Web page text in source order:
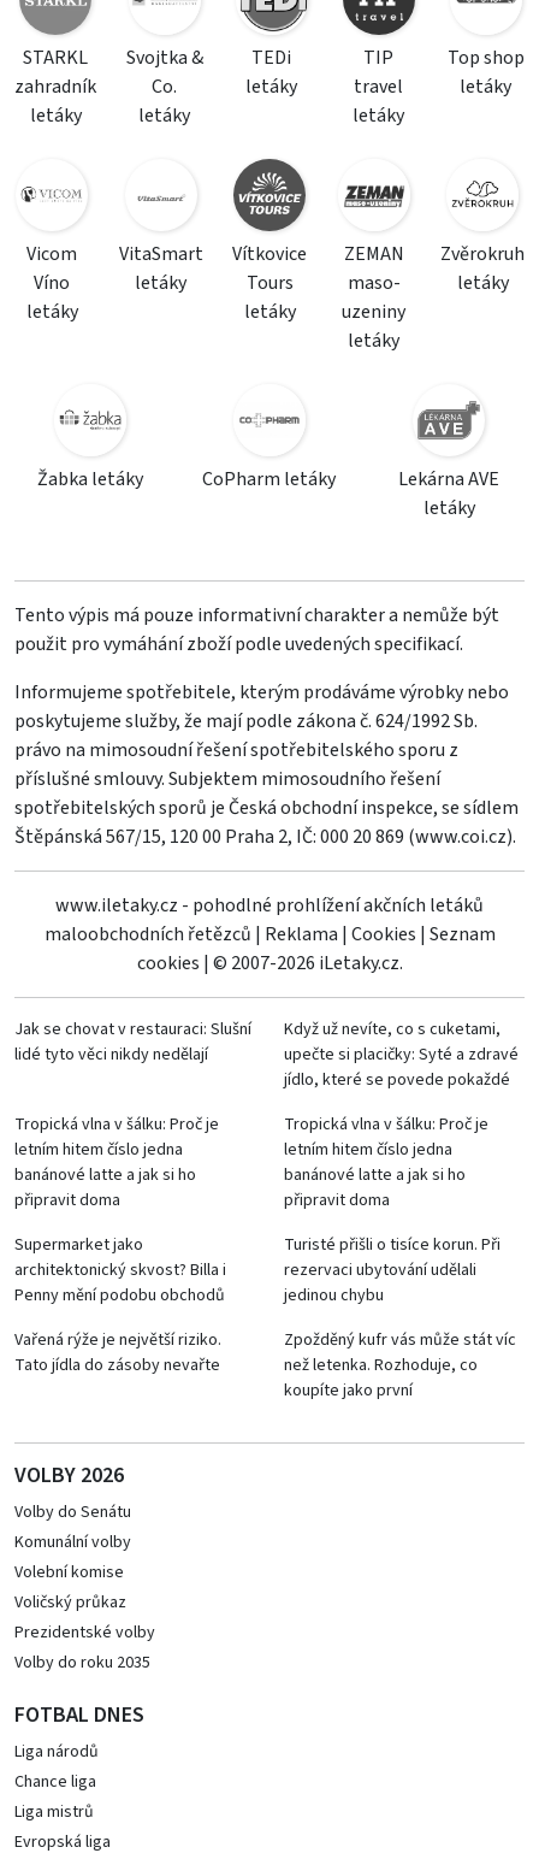
STARKL
zahradník
letáky
Svojtka &
Co.
letáky
TEDi
letáky
TIP
travel
letáky
Top shop
letáky
Vicom
Víno
letáky
VitaSmart
letáky
Vítkovice
Tours
letáky
ZEMAN
maso-
uzeniny
letáky
Zvěrokruh
letáky
Žabka letáky CoPharm letáky
Lekárna AVE
letáky
Tento výpis má pouze informativní charakter a nemůže být
použit pro vymáhání zboží podle uvedených specifikací.
Informujeme spotřebitele, kterým prodáváme výrobky nebo
poskytujeme služby, že mají podle zákona č. 624/1992 Sb.
právo na mimosoudní řešení spotřebitelského sporu z
příslušné smlouvy. Subjektem mimosoudního řešení
spotřebitelských sporů je Česká obchodní inspekce, se sídlem
Štěpánská 567/15, 120 00 Praha 2, IČ: 000 20 869 (www.coi.cz).
www.iletaky.cz - pohodlné prohlížení akčních letáků
maloobchodních řetězců | Reklama | Cookies | Seznam
cookies | © 2007-2026 iLetaky.cz.
Jak se chovat v restauraci: Slušní
lidé tyto věci nikdy nedělají
Když už nevíte, co s cuketami,
upečte si placičky: Syté a zdravé
jídlo, které se povede pokaždé
Tropická vlna v šálku: Proč je
letním hitem číslo jedna
banánové latte a jak si ho
připravit doma
Tropická vlna v šálku: Proč je
letním hitem číslo jedna
banánové latte a jak si ho
připravit doma
Supermarket jako
architektonický skvost? Billa i
Penny mění podobu obchodů
Turisté přišli o tisíce korun. Při
rezervaci ubytování udělali
jedinou chybu
Vařená rýže je největší riziko.
Tato jídla do zásoby nevařte
Zpožděný kufr vás může stát víc
než letenka. Rozhoduje, co
koupíte jako první
VOLBY 2026
Volby do Senátu
Komunální volby
Volební komise
Voličský průkaz
Prezidentské volby
Volby do roku 2035
FOTBAL DNES
Liga národů
Chance liga
Liga mistrů
Evropská liga